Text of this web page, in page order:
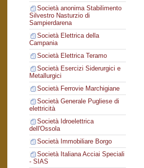
Società anonima Stabilimento
Silvestro Nasturzio di
Sampierdarena
Società Elettrica della
Campania
Società Elettrica Teramo
Società Esercizi Siderurgici e
Metallurgici
Società Ferrovie Marchigiane
Società Generale Pugliese di
elettricità
Società Idroelettrica
dell'Ossola
Società Immobiliare Borgo
Società Italiana Acciai Speciali
- SIAS